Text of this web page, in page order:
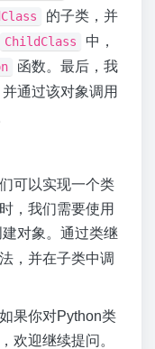
的子类，并
ChildClass
中，
函数。最后，我
通过该对象调用
可以实现一个类
，我们需要使用
对象。通过类继
，并在子类中调
果你对Python类
欢迎继续提问。